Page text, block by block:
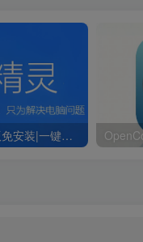
驱动精灵-绿色版免安装|一键运行exe